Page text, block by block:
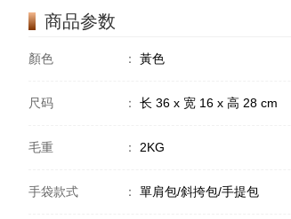
商品参数
顏色 ： 黃色
尺码 ： 长 36 x 宽 16 x 高 28 cm
毛重 ： 2KG
手袋款式 ： 單肩包/斜挎包/手提包